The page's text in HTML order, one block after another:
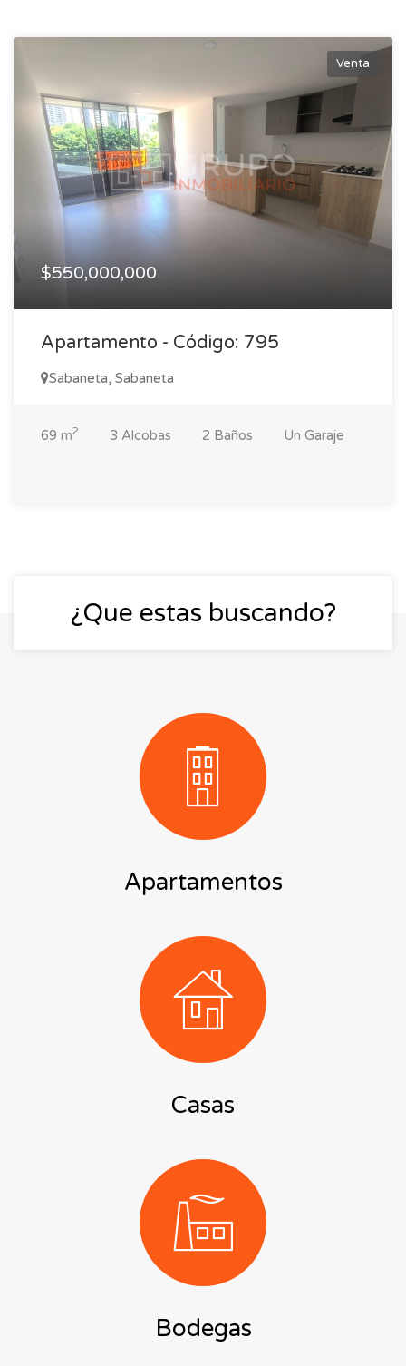
Venta
$550,000,000
Apartamento - Código: 795
Sabaneta, Sabaneta
69 m2 3 Alcobas 2 Baños Un Garaje
¿Que estas buscando?
Apartamentos
Casas
Bodegas